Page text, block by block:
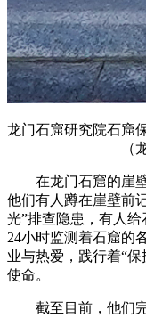
龙门石窟研究院石窟
（
在龙门石窟的崖
他们有人蹲在崖壁前
光”排查隐患，有人
24小时监测着石窟的
业与热爱，践行着“
使命。
截至目前，他们